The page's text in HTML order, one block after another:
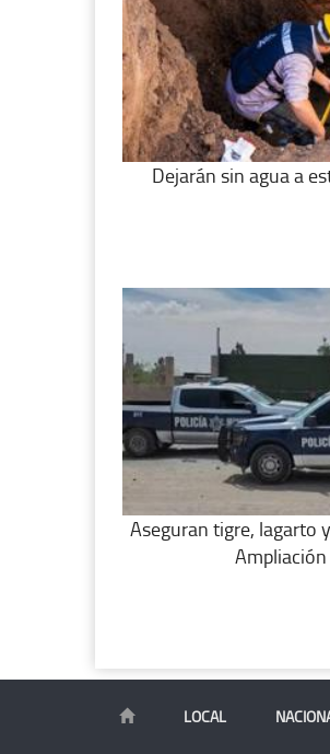
Dejarán sin agua a
Aseguran tigre, lagarto
LOCAL